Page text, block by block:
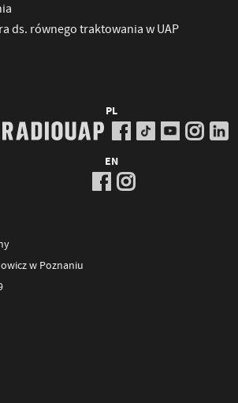
ds. równego traktowania w UAP
PL
EN
w Poznaniu